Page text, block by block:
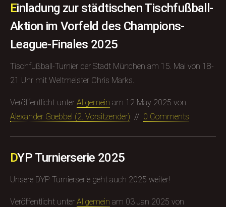
Einladung zur städtischen Tischfußball-
Aktion im Vorfeld des Champions-
League-Finales 2025
Tischfußball-Turnier der Stadt München am 15. Mai von 18-
21 Uhr mit Weltmeister Chris Marks.
Veröffentlicht unter Allgemein am 12 May 2025 von
Alexander Goebbel (​2. Vorsitzender) // 0 Comments
DYP Turnierserie 2025
Unsere DYP Turnierserie geht auch 2025 weiter!
Veröffentlicht unter Allgemein am 03 Jan 2025 von